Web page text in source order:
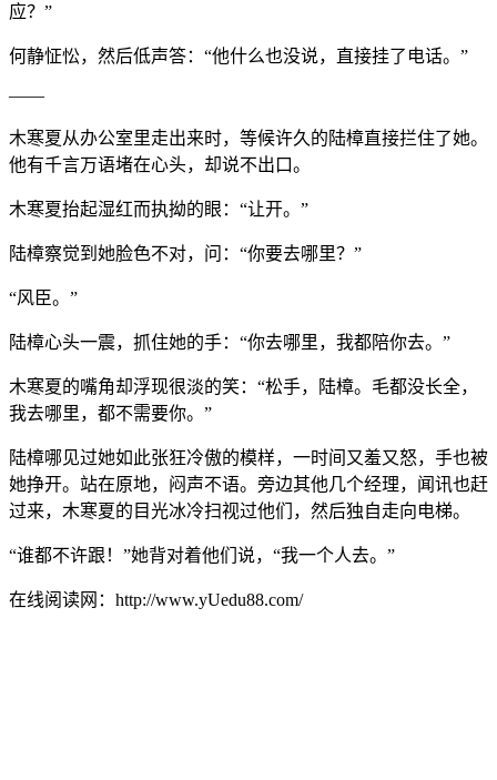
应？”
何静怔忪，然后低声答：“他什么也没说，直接挂了电话。”
——
木寒夏从办公室里走出来时，等候许久的陆樟直接拦住了她。
他有千言万语堵在心头，却说不出口。
木寒夏抬起湿红而执拗的眼：“让开。”
陆樟察觉到她脸色不对，问：“你要去哪里？”
“风臣。”
陆樟心头一震，抓住她的手：“你去哪里，我都陪你去。”
木寒夏的嘴角却浮现很淡的笑：“松手，陆樟。毛都没长全，
我去哪里，都不需要你。”
陆樟哪见过她如此张狂冷傲的模样，一时间又羞又怒，手也被
她挣开。站在原地，闷声不语。旁边其他几个经理，闻讯也赶
过来，木寒夏的目光冰冷扫视过他们，然后独自走向电梯。
“谁都不许跟！”她背对着他们说，“我一个人去。”
在线阅读网：http://www.yUedu88.com/